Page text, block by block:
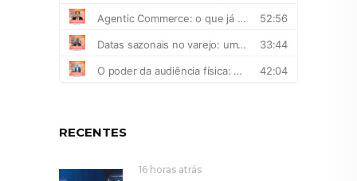
RECENTES
16 horas atrás